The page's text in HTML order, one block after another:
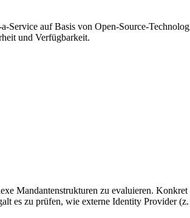
auf Basis von Open-Source-
und Verfügbarkeit.
Mandantenstrukturen zu evaluieren.
es zu prüfen, wie externe Identity Provider